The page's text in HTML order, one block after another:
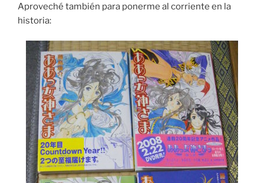
Aproveché también para ponerme al corriente en la
historia: